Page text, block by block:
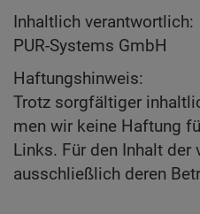
In­halt­lich ver­ant­wort­lich:
PUR-Sys­tems GmbH
Haf­tungs­hin­weis:
Trotz sorg­fäl­ti­ger
men wir kei­ne Haf­tung
Links. Für den In­halt der
aus­schließ­lich de­ren